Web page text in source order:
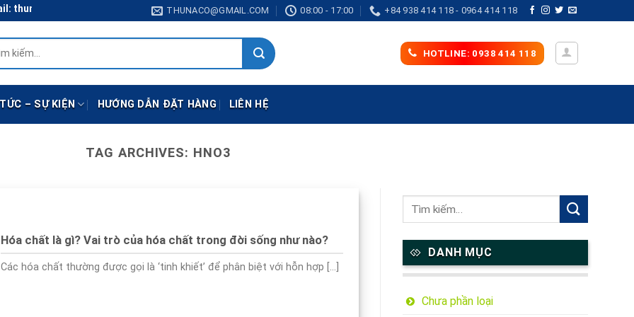
THUNACO@GMAIL.COM 08:00 - 17:00 +84 938 414 118 - 0964 414 118
HOTLINE: 0938 414 118
– SỰ KIỆN HƯỚNG DẪN ĐẶT HÀNG LIÊN HỆ
TAG ARCHIVES: HNO3
Hóa chất là gì? Vai trò của hóa chất trong đời sống như nào?
Các hóa chất thường được gọi là ‘tinh khiết’ để phân biệt với hỗn hợp [...]
DANH MỤC
Chưa phần loại